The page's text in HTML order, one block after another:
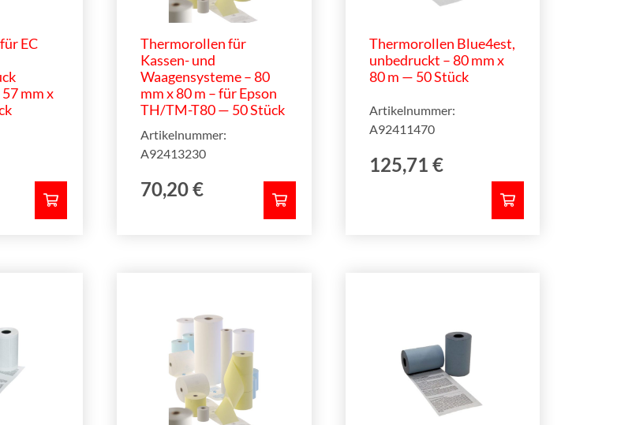
EC
mm x
Thermorollen für
Kassen- und
Waagensysteme – 80
mm x 80 m – für Epson
TH/TM-T80 — 50 Stück
70,20€
Artikelnummer:
A92413230
Thermorollen Blue4est,
unbedruckt – 80 mm x
80 m — 50 Stück
125,71 €
Artikelnummer:
A92411470